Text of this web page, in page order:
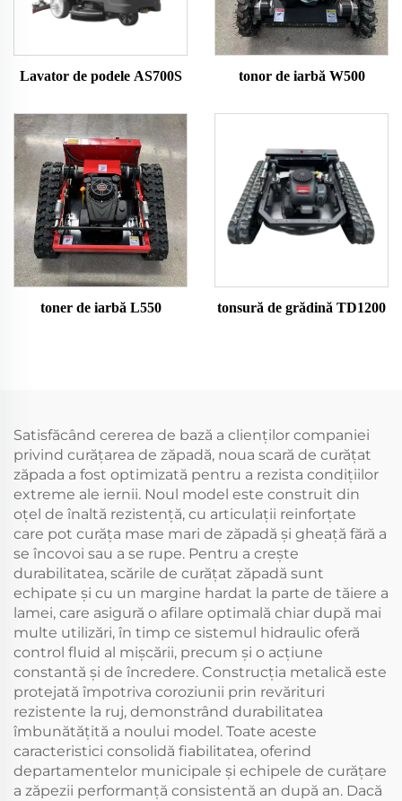
Lavator de podele AS700S tonor de iarbă W500
toner de iarbă L550 tonsură de grădină TD1200
Satisfăcând cererea de bază a clienților companiei
privind curățarea de zăpadă, noua scară de curățat
zăpada a fost optimizată pentru a rezista condițiilor
extreme ale iernii. Noul model este construit din
oțel de înaltă rezistență, cu articulații reinforțate
care pot curăța mase mari de zăpadă și gheață fără a
se încovoi sau a se rupe. Pentru a crește
durabilitatea, scările de curățat zăpadă sunt
echipate și cu un margine hardat la parte de tăiere a
lamei, care asigură o afilare optimală chiar după mai
multe utilizări, în timp ce sistemul hidraulic oferă
control fluid al mișcării, precum și o acțiune
constantă și de încredere. Construcția metalică este
protejată împotriva coroziunii prin revărituri
rezistente la ruj, demonstrând durabilitatea
îmbunătățită a noului model. Toate aceste
caracteristici consolidă fiabilitatea, oferind
departamentelor municipale și echipele de curățare
a zăpezii performanță consistentă an după an. Dacă